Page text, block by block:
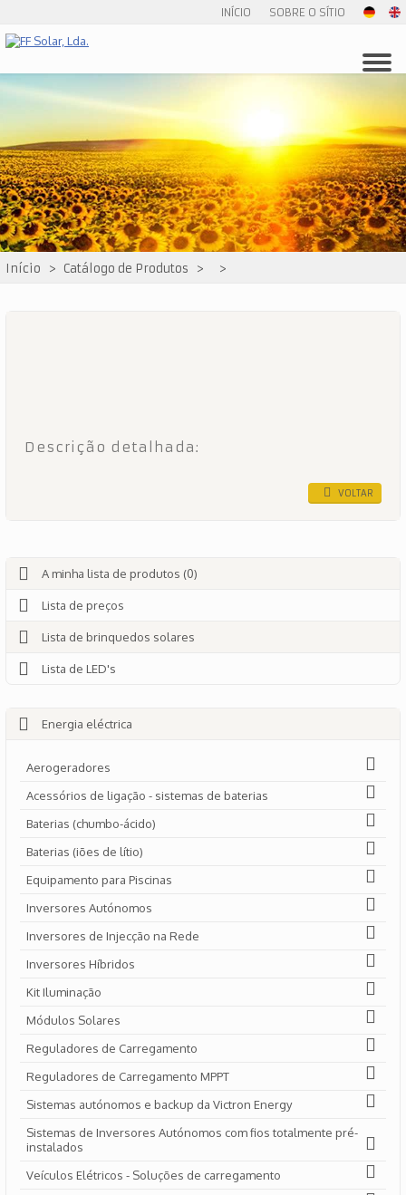
INÍCIO SOBRE O SÍTIO
Início > Catálogo de Produtos > >
Descrição detalhada:
VOLTAR
A minha lista de produtos (0)
Lista de preços
Lista de brinquedos solares
Lista de LED's
Energia eléctrica
Aerogeradores
Acessórios de ligação - sistemas de baterias
Baterias (chumbo-ácido)
Baterias (iões de lítio)
Equipamento para Piscinas
Inversores Autónomos
Inversores de Injecção na Rede
Inversores Híbridos
Kit Iluminação
Módulos Solares
Reguladores de Carregamento
Reguladores de Carregamento MPPT
Sistemas autónomos e backup da Victron Energy
Sistemas de Inversores Autónomos com fios totalmente pré-
instalados
Veículos Elétricos - Soluções de carregamento